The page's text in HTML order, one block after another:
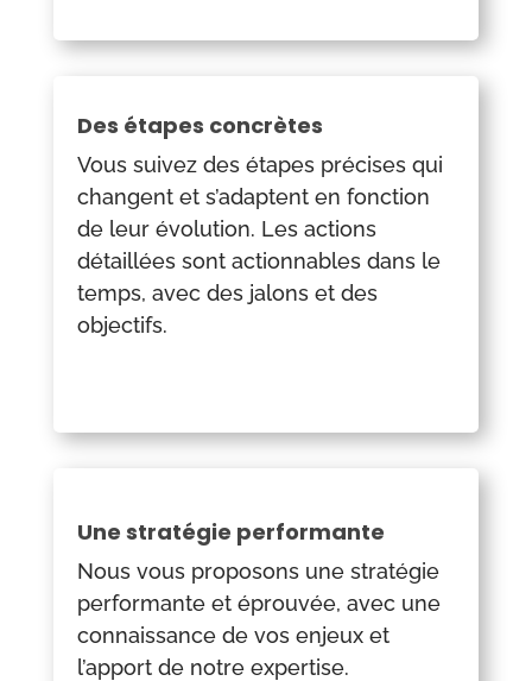
Des étapes concrètes
Vous suivez des étapes précises qui
changent et s’adaptent en fonction
de leur évolution. Les actions
détaillées sont actionnables dans le
temps, avec des jalons et des
objectifs.
Une stratégie performante
Nous vous proposons une stratégie
performante et éprouvée, avec une
connaissance de vos enjeux et
l’apport de notre expertise.